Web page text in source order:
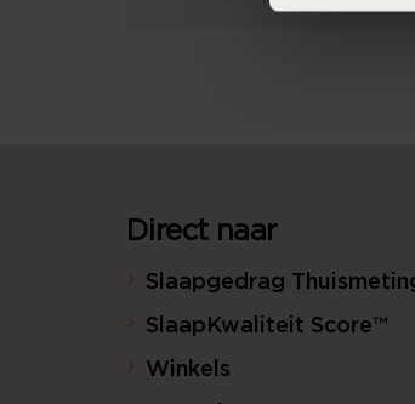
Direct naar
Slaapgedrag
SlaapKwaliteit Score™
Winkels